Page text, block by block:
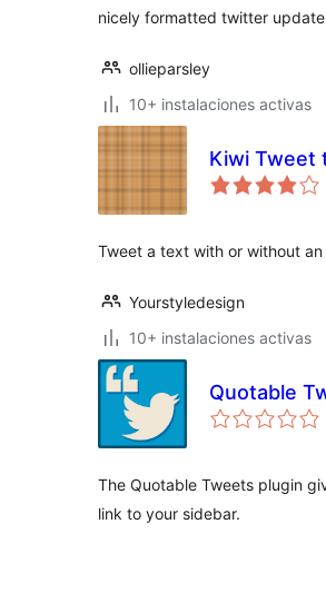
nicely formatted twitter
ollieparsley
10+ instalaciones activas
Kiwi Tweet
Tweet a text with or without an
Yourstyledesign
10+ instalaciones activas
Quotable
The Quotable Tweets plugin
link to your sidebar.